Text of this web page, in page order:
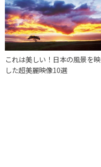
これは美しい！日本の風景を映
した超美麗映像10選